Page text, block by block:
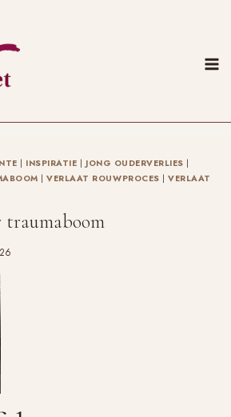
| INSPIRATIE |JONG OUDERVERLIES |
|VERLAAT ROUWPROCES |VERLAAT